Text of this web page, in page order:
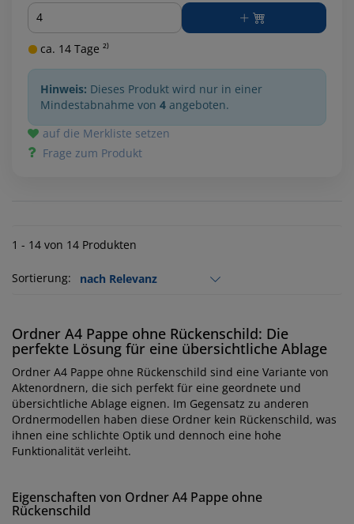
Menge
ca. 14 Tage ²⁾
Hinweis: Dieses Produkt wird nur in einer
Mindestabnahme von 4 angeboten.
auf die Merkliste setzen
Frage zum Produkt
1 - 14 von 14 Produkten
Sortierung:
Ordner A4 Pappe ohne Rückenschild: Die
perfekte Lösung für eine übersichtliche Ablage
Ordner A4 Pappe ohne Rückenschild sind eine Variante von
Aktenordnern, die sich perfekt für eine geordnete und
übersichtliche Ablage eignen. Im Gegensatz zu anderen
Ordnermodellen haben diese Ordner kein Rückenschild, was
ihnen eine schlichte Optik und dennoch eine hohe
Funktionalität verleiht.
Eigenschaften von Ordner A4 Pappe ohne
Rückenschild